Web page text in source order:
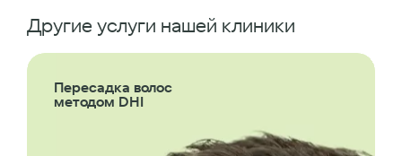
Другие услуги нашей клиники
Пересадка волос
методом DHI